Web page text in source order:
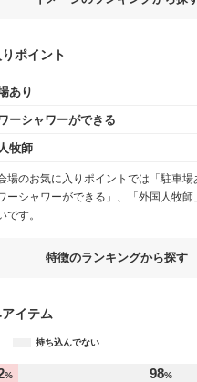
ポイント
あり
ーシャワーができる
牧師
場のお気に入りポイントでは「駐車場
ーシャワーができる」、「外国人牧師
です。
特徴のランキングから探す
イテム
持ち込んでない
% 98%